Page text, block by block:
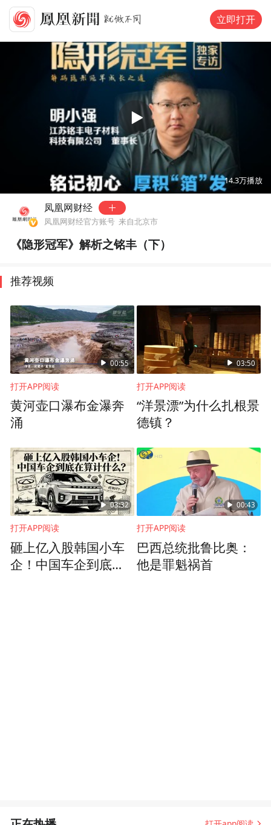
立即打开
16:06
14.3万播放
凤凰网财经
凤凰网财经官方账号 来自北京市
《隐形冠军》解析之铭丰（下）
推荐视频
00:55
打开APP阅读
黄河壶口瀑布金瀑奔
涌
03:50
打开APP阅读
“洋景漂”为什么扎根景
德镇？
03:32
打开APP阅读
砸上亿入股韩国小车
企！中国车企到底在
00:43
打开APP阅读
巴西总统批鲁比奥：
他是罪魁祸首